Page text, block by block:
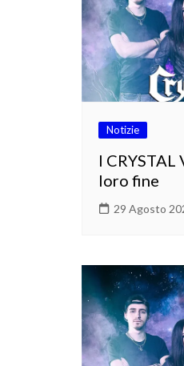
Notizie
I CRYSTAL
loro fine
29 Agosto